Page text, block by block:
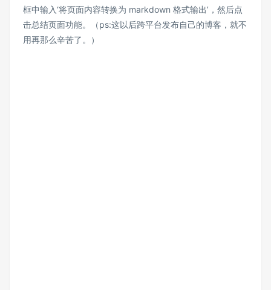
框中输入‘将页面内容转换为 markdown 格式输出’，然后点
击总结页面功能。（ps:这以后跨平台发布自己的博客，就不
用再那么辛苦了。）